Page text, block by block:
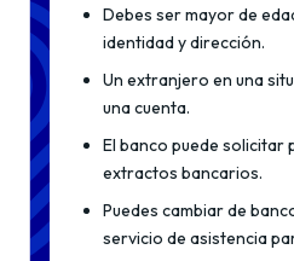
Debes ser mayor de
identidad y dirección.
Un extranjero en una
una cuenta.
El banco puede solicitar
extractos bancarios.
Puedes cambiar de
servicio de asistencia